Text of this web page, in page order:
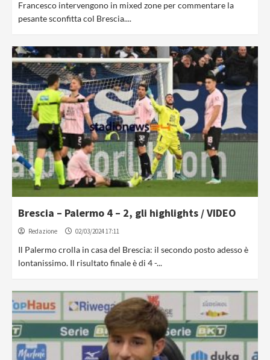
Francesco intervengono in mixed zone per commentare la
pesante sconfitta col Brescia....
Brescia – Palermo 4 – 2, gli highlights / VIDEO
Redazione 02/03/2024 17:11
Il Palermo crolla in casa del Brescia: il secondo posto adesso è
lontanissimo. Il risultato finale è di 4 -...